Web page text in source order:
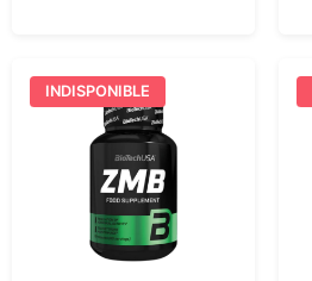
INDISPONIBLE